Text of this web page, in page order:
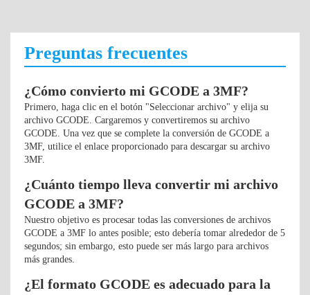
Preguntas frecuentes
¿Cómo convierto mi GCODE a 3MF?
Primero, haga clic en el botón "Seleccionar archivo" y elija su
archivo GCODE. Cargaremos y convertiremos su archivo
GCODE. Una vez que se complete la conversión de GCODE a
3MF, utilice el enlace proporcionado para descargar su archivo
3MF.
¿Cuánto tiempo lleva convertir mi archivo
GCODE a 3MF?
Nuestro objetivo es procesar todas las conversiones de archivos
GCODE a 3MF lo antes posible; esto debería tomar alrededor de 5
segundos; sin embargo, esto puede ser más largo para archivos
más grandes.
¿El formato GCODE es adecuado para la